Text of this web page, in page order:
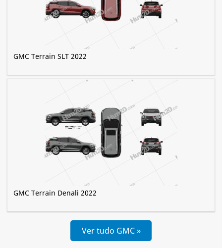
GMC Terrain SLT 2022
GMC Terrain Denali 2022
Ver tudo GMC »